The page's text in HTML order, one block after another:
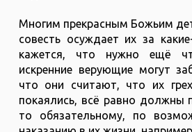
Многим прекрасным Божьим
совесть осуждает их за
кажется, что нужно ещё
искренние верующие могут
что они считают, что их
покаялись, всё равно должны
то обязательному, по